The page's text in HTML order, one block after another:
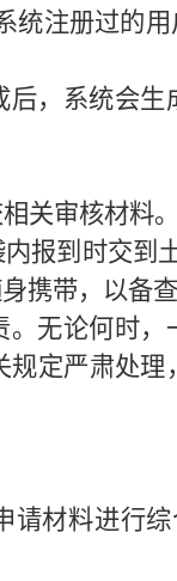
统注册过的
，系统会
关审核材料。
报到时交到
携带，以备查
无论何时
定严肃处
请材料进行